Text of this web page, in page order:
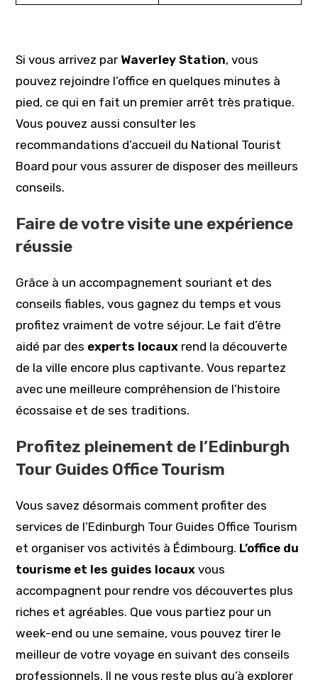
Si vous arrivez par Waverley Station, vous
pouvez rejoindre l’office en quelques minutes à
pied, ce qui en fait un premier arrêt très pratique.
Vous pouvez aussi consulter les
recommandations d’accueil du National Tourist
Board pour vous assurer de disposer des meilleurs
conseils.
Faire de votre visite une expérience
réussie
Grâce à un accompagnement souriant et des
conseils fiables, vous gagnez du temps et vous
profitez vraiment de votre séjour. Le fait d’être
aidé par des experts locaux rend la découverte
de la ville encore plus captivante. Vous repartez
avec une meilleure compréhension de l’histoire
écossaise et de ses traditions.
Profitez pleinement de l’Edinburgh
Tour Guides Office Tourism
Vous savez désormais comment profiter des
services de l’Edinburgh Tour Guides Office Tourism
et organiser vos activités à Édimbourg. L’office du
tourisme et les guides locaux vous
accompagnent pour rendre vos découvertes plus
riches et agréables. Que vous partiez pour un
week-end ou une semaine, vous pouvez tirer le
meilleur de votre voyage en suivant des conseils
professionnels. Il ne vous reste plus qu’à explorer